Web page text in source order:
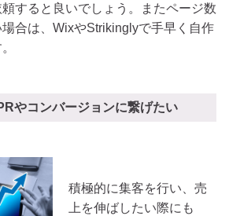
すると良いでしょう。またページ数
合は、WixやStrikinglyで手早く自作
やコンバージョンに繋げたい
積極的に集客を行い、売
上を伸ばしたい際にも